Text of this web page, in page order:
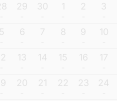
29 30 1 2 3
5 6 7 8 9 10
13 14 15 16 17
20 21 22 23 24